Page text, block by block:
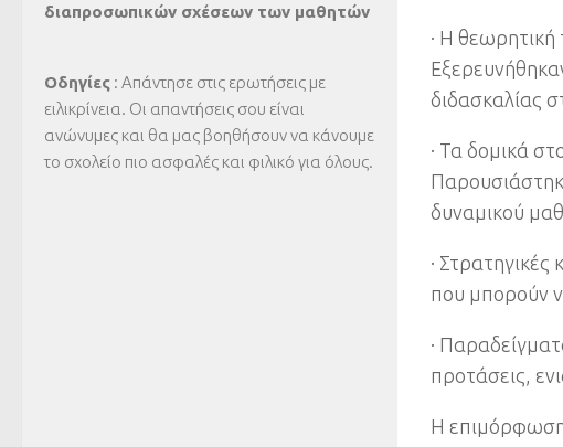
· Η
διδασκαλίας
· Τα δομικά
δυναμικού
·
που μπορούν
·
προτάσεις,
Η επιμόρφωση
διαπροσωπικών σχέσεων των μαθητών
Οδηγίες : Απάντησε στις ερωτήσεις με
ειλικρίνεια. Οι απαντήσεις σου είναι
ανώνυμες και θα μας βοηθήσουν να κάνουμε
το σχολείο πιο ασφαλές και φιλικό για όλους.